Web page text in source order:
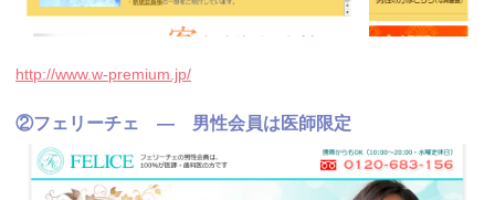
http://www.w-premium.jp/
②フェリーチェ — 男性会員は医師限定